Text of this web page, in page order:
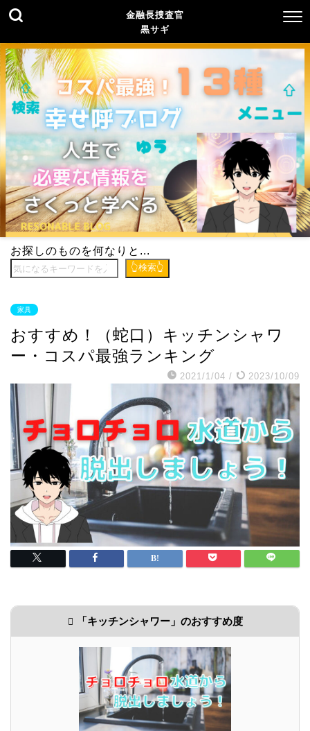
金融長捜査官
黒サギ
お探しのものを何なりと...
👆検索👆
家具
おすすめ！（蛇口）キッチンシャワ
ー・コスパ最強ランキング
2021/1/04 / 2023/10/09
「キッチンシャワー」のおすすめ度